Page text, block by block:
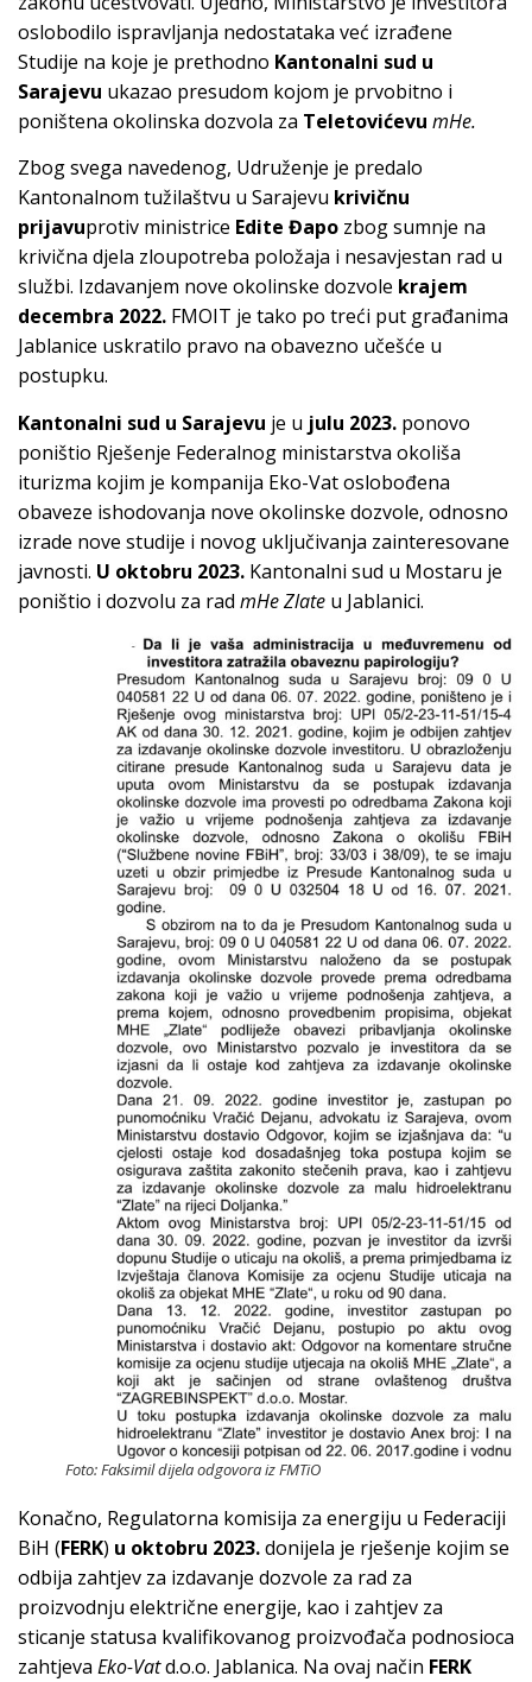
oslobodilo ispravljanja nedostataka već izrađene
Studije na koje je prethodno Kantonalni sud u
Sarajevu ukazao presudom kojom je prvobitno i
poništena okolinska dozvola za Teletovićevu mHe.
Zbog svega navedenog, Udruženje je predalo
Kantonalnom tužilaštvu u Sarajevu krivičnu
prijavuprotiv ministrice Edite Đapo zbog sumnje na
krivična djela zloupotreba položaja i nesavjestan rad u
službi. Izdavanjem nove okolinske dozvole krajem
decembra 2022. FMOIT je tako po treći put građanima
Jablanice uskratilo pravo na obavezno učešće u
postupku.
Kantonalni sud u Sarajevu je u julu 2023. ponovo
poništio Rješenje Federalnog ministarstva okoliša
iturizma kojim je kompanija Eko-Vat oslobođena
obaveze ishodovanja nove okolinske dozvole, odnosno
izrade nove studije i novog uključivanja zainteresovane
javnosti. U oktobru 2023. Kantonalni sud u Mostaru je
poništio i dozvolu za rad mHe Zlate u Jablanici.
Foto: Faksimil dijela odgovora iz FMTiO
Konačno, Regulatorna komisija za energiju u Federaciji
BiH (FERK) u oktobru 2023.donijela je rješenje kojim se
odbija zahtjev za izdavanje dozvole za rad za
proizvodnju električne energije, kao i zahtjev za
sticanje statusa kvalifikovanog proizvođača podnosioca
zahtjeva Eko-Vatd.o.o. Jablanica. Na ovaj način FERK